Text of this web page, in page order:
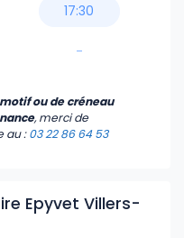
17:30
-
ou de créneau
, merci de
au :03 22 86 64 53
Epyvet Villers-